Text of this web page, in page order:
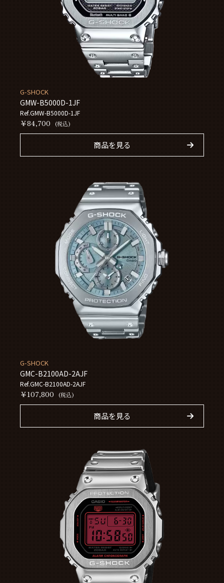
G-SHOCK
GMW-B5000D-1JF
Ref.GMW-B5000D-1JF
￥84,700 (税込)
商品を見る
G-SHOCK
GMC-B2100AD-2AJF
Ref.GMC-B2100AD-2AJF
￥107,800 (税込)
商品を見る